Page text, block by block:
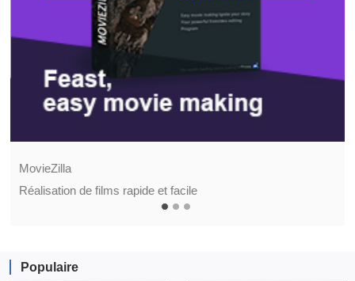
MovieZilla
Réalisation de films rapide et facile
Populaire